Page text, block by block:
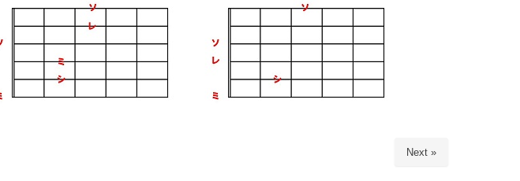
Next »